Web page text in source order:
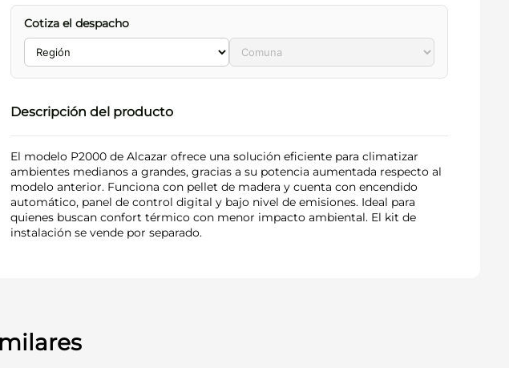
Cotiza el despacho
Descripción del producto
El modelo P2000 de Alcazar ofrece una solución eficiente para climatizar
ambientes medianos a grandes, gracias a su potencia aumentada respecto al
modelo anterior. Funciona con pellet de madera y cuenta con encendido
automático, panel de control digital y bajo nivel de emisiones. Ideal para
quienes buscan confort térmico con menor impacto ambiental. El kit de
instalación se vende por separado.